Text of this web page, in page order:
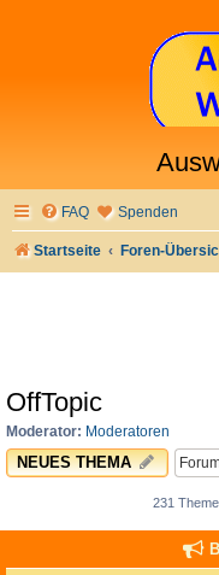
FAQ Spenden
Startseite Foren-
OffTopic
Moderator: Moderatoren
NEUES THEMA
231